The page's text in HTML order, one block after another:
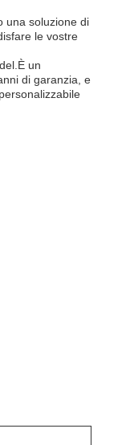
una soluzione di
le vostre
un
di garanzia, e